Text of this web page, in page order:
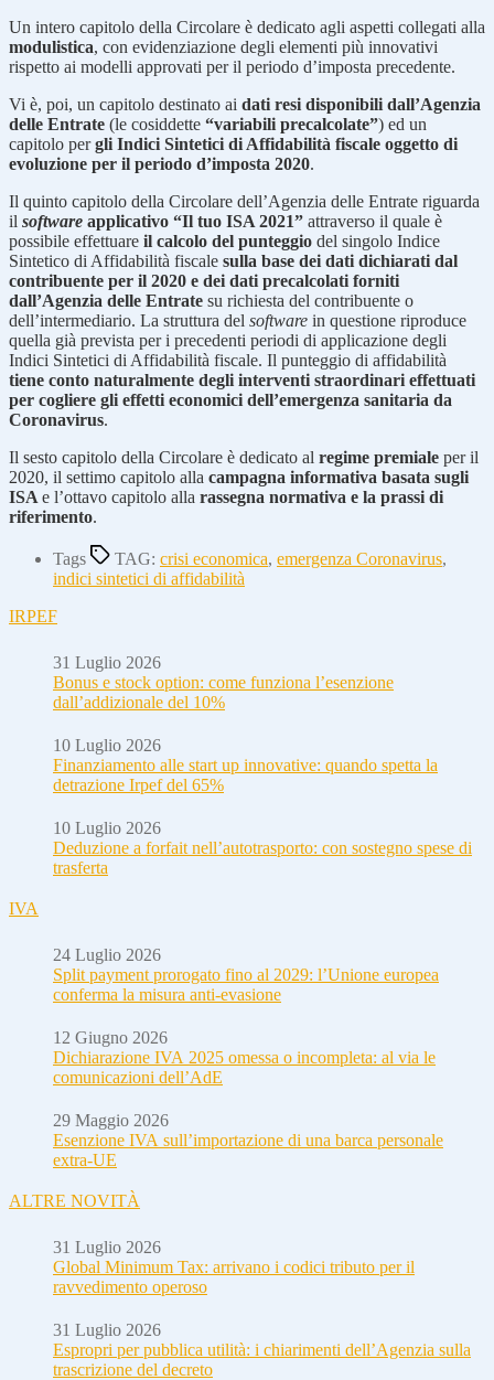
Un intero capitolo della Circolare è dedicato agli aspetti collegati alla
modulistica, con evidenziazione degli elementi più innovativi
rispetto ai modelli approvati per il periodo d’imposta precedente.
Vi è, poi, un capitolo destinato ai dati resi disponibili dall’Agenzia
delle Entrate (le cosiddette “variabili precalcolate”) ed un
capitolo pergli Indici Sintetici di Affidabilità fiscale oggetto di
evoluzione per il periodo d’imposta 2020.
Il quinto capitolo della Circolare dell’Agenzia delle Entrate riguarda
il software applicativo “Il tuo ISA 2021” attraverso il quale è
possibile effettuare il calcolo del punteggio del singolo Indice
Sintetico di Affidabilità fiscale sulla base dei dati dichiarati dal
contribuente per il 2020 e dei dati precalcolati forniti
dall’Agenzia delle Entrate su richiesta del contribuente o
dell’intermediario. La struttura del software in questione riproduce
quella già prevista per i precedenti periodi di applicazione degli
Indici Sintetici di Affidabilità fiscale. Il punteggio di affidabilità
tiene conto naturalmente degli interventi straordinari effettuati
per cogliere gli effetti economici dell’emergenza sanitaria da
Coronavirus.
Il sesto capitolo della Circolare è dedicato al regime premiale per il
2020, il settimo capitolo alla campagna informativa basata sugli
ISA e l’ottavo capitolo alla rassegna normativa e la prassi di
riferimento.
Tags TAG: crisi economica, emergenza Coronavirus,
indici sintetici di affidabilità
IRPEF
31 Luglio 2026
Bonus e stock option: come funziona l’esenzione
dall’addizionale del 10%
10 Luglio 2026
Finanziamento alle start up innovative: quando spetta la
detrazione Irpef del 65%
10 Luglio 2026
Deduzione a forfait nell’autotrasporto: con sostegno spese di
trasferta
IVA
24 Luglio 2026
Split payment prorogato fino al 2029: l’Unione europea
conferma la misura anti-evasione
12 Giugno 2026
Dichiarazione IVA 2025 omessa o incompleta: al via le
comunicazioni dell’AdE
29 Maggio 2026
Esenzione IVA sull’importazione di una barca personale
extra-UE
ALTRE NOVITÀ
31 Luglio 2026
Global Minimum Tax: arrivano i codici tributo per il
ravvedimento operoso
31 Luglio 2026
Espropri per pubblica utilità: i chiarimenti dell’Agenzia sulla
trascrizione del decreto